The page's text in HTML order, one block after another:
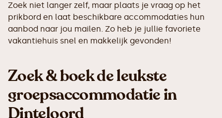
Zoek niet langer zelf, maar plaats je vraag op het
prikbord en laat beschikbare accommodaties hun
aanbod naar jou mailen. Zo heb je jullie favoriete
vakantiehuis snel en makkelijk gevonden!
Zoek & boek de leukste
groepsaccommodatie in